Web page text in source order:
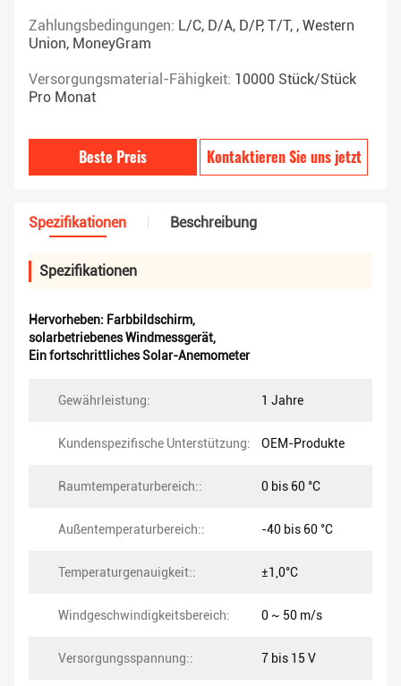
Zahlungsbedingungen: L/C, D/A, D/P, T/T, , Western
Union, MoneyGram
Versorgungsmaterial-Fähigkeit: 10000 Stück/Stück
Pro Monat
Beste Preis Kontaktieren Sie uns jetzt
Spezifikationen Beschreibung
Spezifikationen
Hervorheben: Farbbildschirm,
solarbetriebenes Windmessgerät,
Ein fortschrittliches Solar-Anemometer
Gewährleistung: 1 Jahre
Kundenspezifische Unterstützung: OEM-Produkte
Raumtemperaturbereich:: 0 bis 60 °C
Außentemperaturbereich:: -40 bis 60 °C
Temperaturgenauigkeit:: ±1,0°C
Windgeschwindigkeitsbereich: 0 ~ 50 m/s
Versorgungsspannung:: 7 bis 15 V